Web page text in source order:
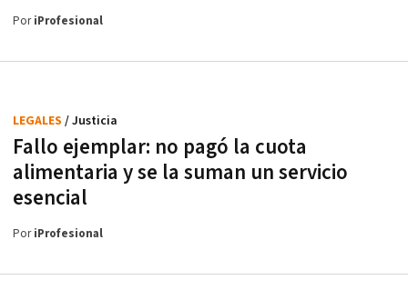
PoriProfesional
Fallo ejemplar: no pagó la cuota
alimentaria y se la suman un servicio
esencial
LEGALES / Justicia
PoriProfesional